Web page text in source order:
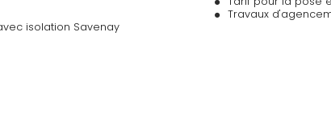
isolation Savenay
Travaux